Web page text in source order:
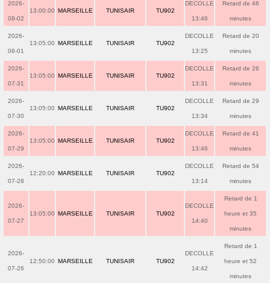
2026-
08-02
13:00:00 MARSEILLE TUNISAIR TU902
DECOLLE
13:46
Retard de 46
minutes
2026-
08-01
13:05:00 MARSEILLE TUNISAIR TU902
DECOLLE
13:25
Retard de 20
minutes
2026-
07-31
13:05:00 MARSEILLE TUNISAIR TU902
DECOLLE
13:31
Retard de 26
minutes
2026-
07-30
13:05:00 MARSEILLE TUNISAIR TU902
DECOLLE
13:34
Retard de 29
minutes
2026-
07-29
13:05:00 MARSEILLE TUNISAIR TU902
DECOLLE
13:46
Retard de 41
minutes
2026-
07-28
12:20:00 MARSEILLE TUNISAIR TU902
DECOLLE
13:14
Retard de 54
minutes
2026-
07-27
13:05:00 MARSEILLE TUNISAIR TU902
DECOLLE
14:40
Retard de 1
heure et 35
minutes
2026-
07-26
12:50:00 MARSEILLE TUNISAIR TU902
DECOLLE
14:42
Retard de 1
heure et 52
minutes